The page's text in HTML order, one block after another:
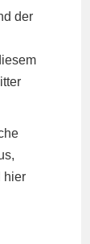
der
hier